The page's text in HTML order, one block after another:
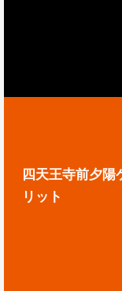
四天王寺前夕陽
リット